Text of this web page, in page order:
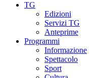
TG
Edizioni
Servizi TG
Anteprime
Programmi
Informazione
Spettacolo
Sport